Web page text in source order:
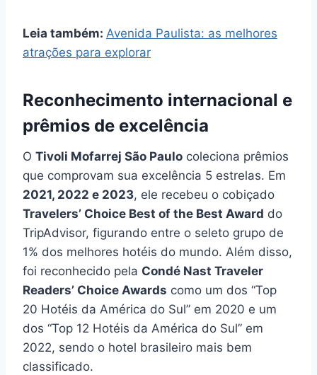
Leia também: Avenida Paulista: as melhores
atrações para explorar
Reconhecimento internacional e
prêmios de excelência
O Tivoli Mofarrej São Paulo coleciona prêmios
que comprovam sua excelência 5 estrelas. Em
2021, 2022 e 2023, ele recebeu o cobiçado
Travelers’ Choice Best of the Best Award do
TripAdvisor, figurando entre o seleto grupo de
1% dos melhores hotéis do mundo. Além disso,
foi reconhecido pela Condé Nast Traveler
Readers’ Choice Awards como um dos “Top
20 Hotéis da América do Sul” em 2020 e um
dos “Top 12 Hotéis da América do Sul” em
2022, sendo o hotel brasileiro mais bem
classificado.